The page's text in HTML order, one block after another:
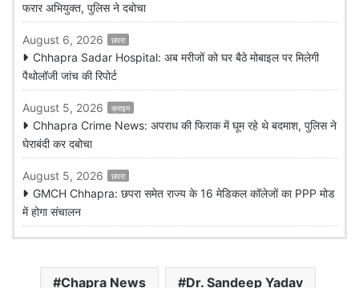
फरार अभियुक्त, पुलिस ने दबोचा
August 6, 2026 छपरा
Chhapra Sadar Hospital: अब मरीजों को घर बैठे मोबाइल पर मिलेगी
पैथोलॉजी जांच की रिपोर्ट
August 5, 2026 क्राइम
Chhapra Crime News: अपराध की फिराक में घूम रहे थे बदमाश, पुलिस ने
घेराबंदी कर दबोचा
August 5, 2026 छपरा
GMCH Chhapra: छपरा समेत राज्य के 16 मेडिकल कॉलेजों का PPP मोड
में होगा संचालन
Chapra News Dr. Sandeep Yadav